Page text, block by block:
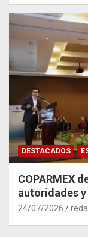
DESTACADOS
COPARMEX
autoridades
impacto del
24/07/2026